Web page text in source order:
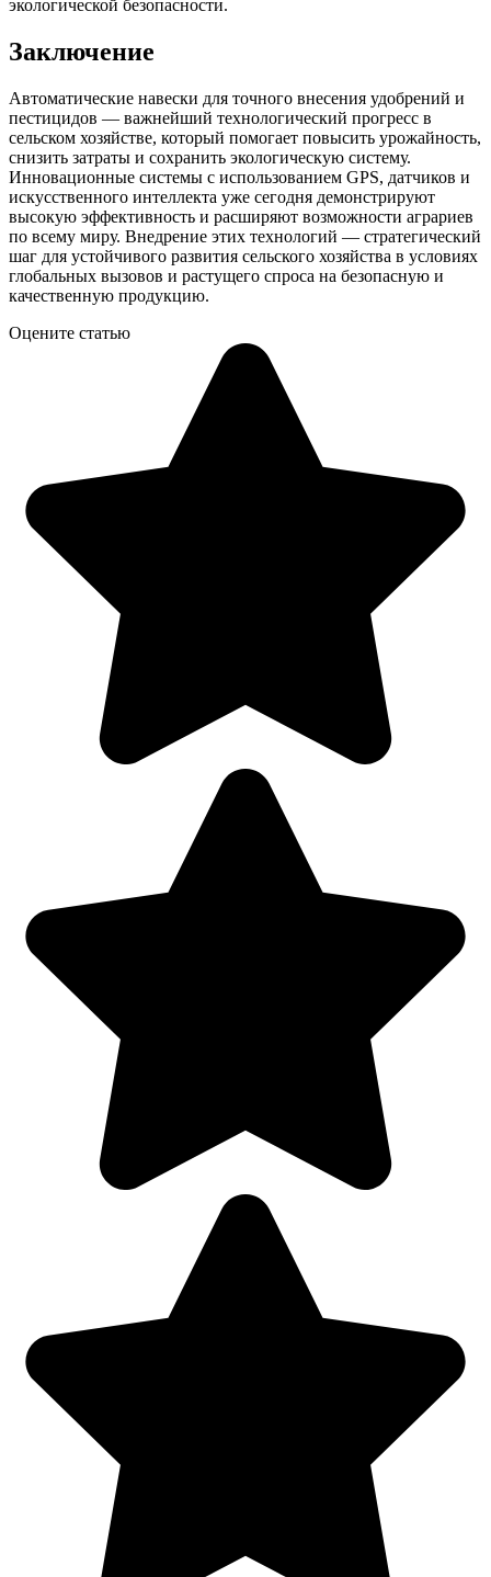
экологической безопасности.
Заключение
Автоматические навески для точного внесения удобрений и
пестицидов — важнейший технологический прогресс в
сельском хозяйстве, который помогает повысить урожайность,
снизить затраты и сохранить экологическую систему.
Инновационные системы с использованием GPS, датчиков и
искусственного интеллекта уже сегодня демонстрируют
высокую эффективность и расширяют возможности аграриев
по всему миру. Внедрение этих технологий — стратегический
шаг для устойчивого развития сельского хозяйства в условиях
глобальных вызовов и растущего спроса на безопасную и
качественную продукцию.
Оцените статью